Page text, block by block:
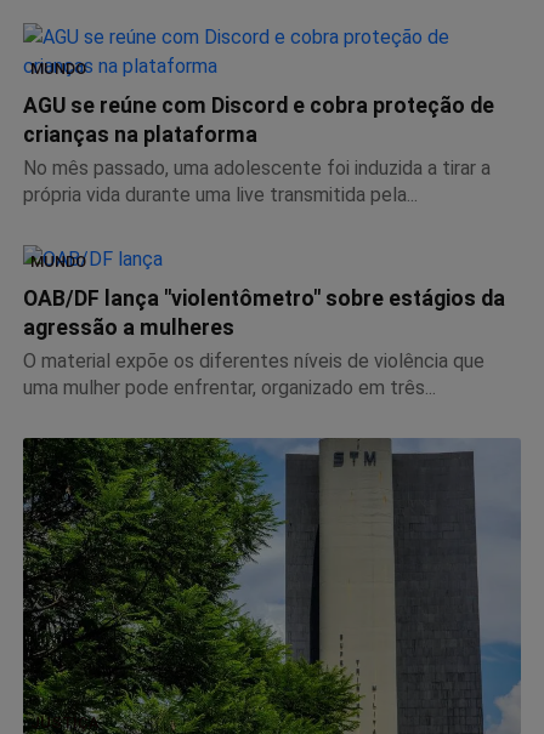
MUNDO
AGU se reúne com Discord e cobra proteção de
crianças na plataforma
No mês passado, uma adolescente foi induzida a tirar a
própria vida durante uma live transmitida pela...
MUNDO
OAB/DF lança "violentômetro" sobre estágios da
agressão a mulheres
O material expõe os diferentes níveis de violência que
uma mulher pode enfrentar, organizado em três...
JUSTIÇA